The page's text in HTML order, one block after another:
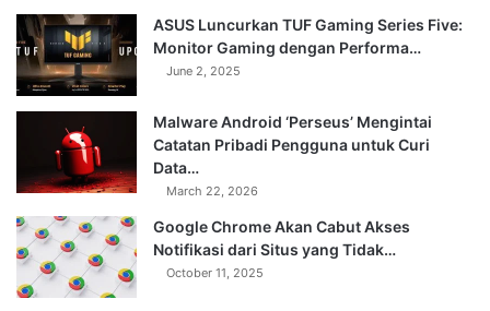
ASUS Luncurkan TUF Gaming Series Five:
Monitor Gaming dengan Performa…
June 2, 2025
Malware Android ‘Perseus’ Mengintai
Catatan Pribadi Pengguna untuk Curi
Data…
March 22, 2026
Google Chrome Akan Cabut Akses
Notifikasi dari Situs yang Tidak…
October 11, 2025